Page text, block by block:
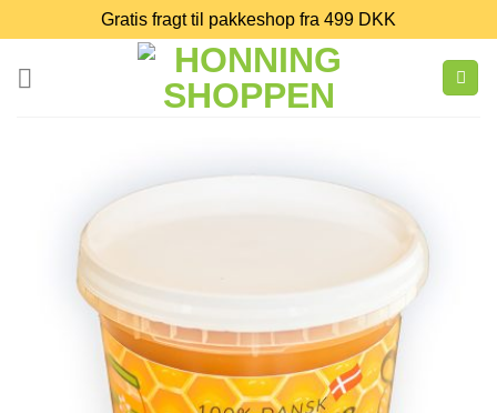
Gratis fragt til pakkeshop fra 499 DKK